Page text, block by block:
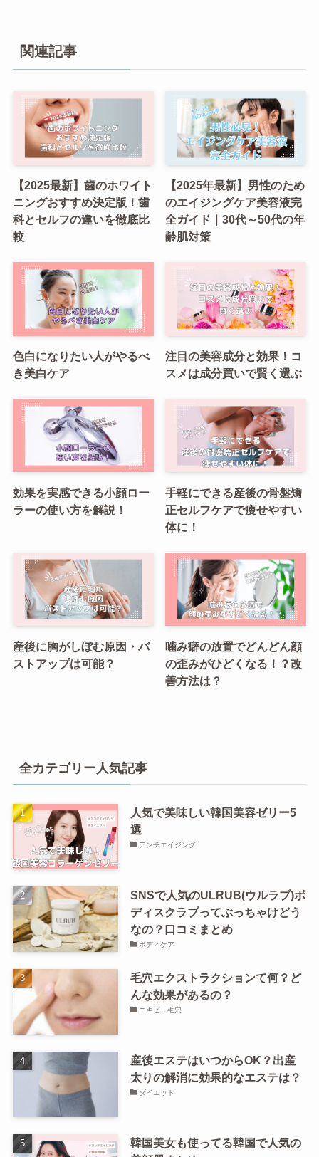
関連記事
【2025最新】歯のホワイト
ニングおすすめ決定版！歯
科とセルフの違いを徹底比
較
【2025年最新】男性のため
のエイジングケア美容液完
全ガイド｜30代～50代の年
齢肌対策
色白になりたい人がやるべ
き美白ケア
注目の美容成分と効果！コ
スメは成分買いで賢く選ぶ
効果を実感できる小顔ロー
ラーの使い方を解説！
手軽にできる産後の骨盤矯
正セルフケアで痩せやすい
体に！
産後に胸がしぼむ原因・バ
ストアップは可能？
噛み癖の放置でどんどん顔
の歪みがひどくなる！？改
善方法は？
全カテゴリー人気記事
人気で美味しい韓国美容ゼリー5
選
アンチエイジング
SNSで人気のULRUB(ウルラブ)ボ
ディスクラブってぶっちゃけどう
なの？口コミまとめ
ボディケア
毛穴エクストラクションて何？ど
んな効果があるの？
ニキビ・毛穴
産後エステはいつからOK？出産
太りの解消に効果的なエステは？
ダイエット
韓国美女も使ってる韓国で人気の